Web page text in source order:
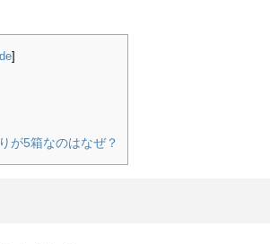
]
が5箱なのはなぜ？